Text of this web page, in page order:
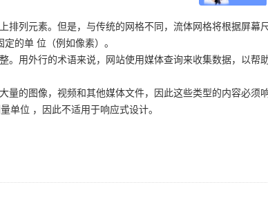
列元素。但是，与传统的网格不同，流体网格将根据屏幕
的单 位（例如像素）。
用外行的术语来说，网站使用媒体查询来收集数据，以帮
的图像，视频和其他媒体文件，因此这些类型的内容必须
单位 ，因此不适用于响应式设计。